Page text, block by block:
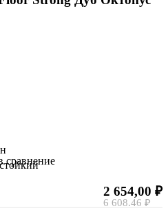
сравнение
2 654,00 ₽
6 608.46 ₽